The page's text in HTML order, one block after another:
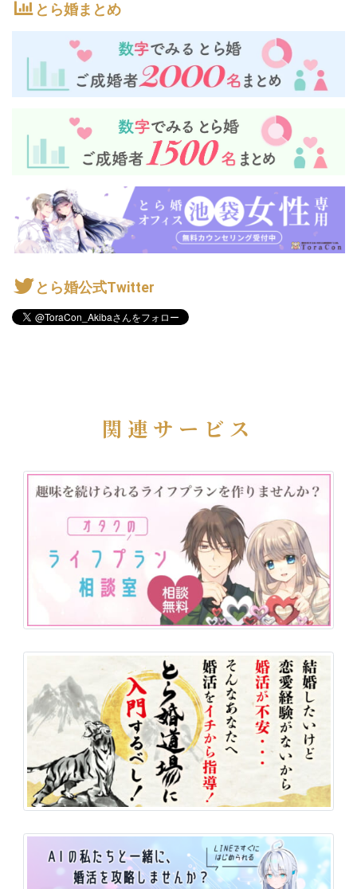
とら婚まとめ
とら婚公式Twitter
関連サービス